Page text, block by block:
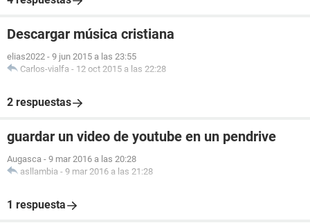
Descargar música cristiana
elias2022 - 9 jun 2015 a las 23:55
Carlos-vialfa - 12 oct 2015 a las 22:28
2 respuestas
guardar un video de youtube en un pendrive
Augasca - 9 mar 2016 a las 20:28
asllambia - 9 mar 2016 a las 21:28
1 respuesta